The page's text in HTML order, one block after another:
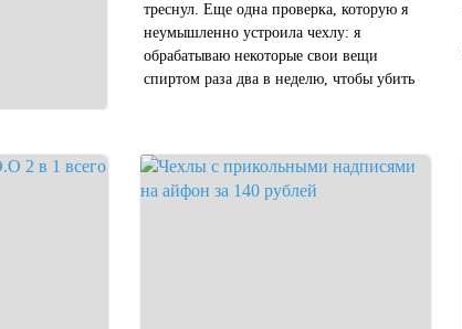
треснул. Еще одна проверка, которую я
неумышленно устроила чехлу: я
обрабатываю некоторые свои вещи
спиртом раза два в неделю, чтобы убить